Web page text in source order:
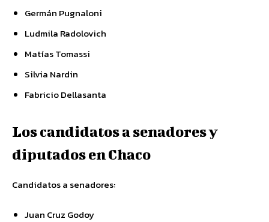
Germán Pugnaloni
Ludmila Radolovich
Matías Tomassi
Silvia Nardin
Fabricio Dellasanta
Los candidatos a senadores y
diputados en Chaco
Candidatos a senadores:
Juan Cruz Godoy